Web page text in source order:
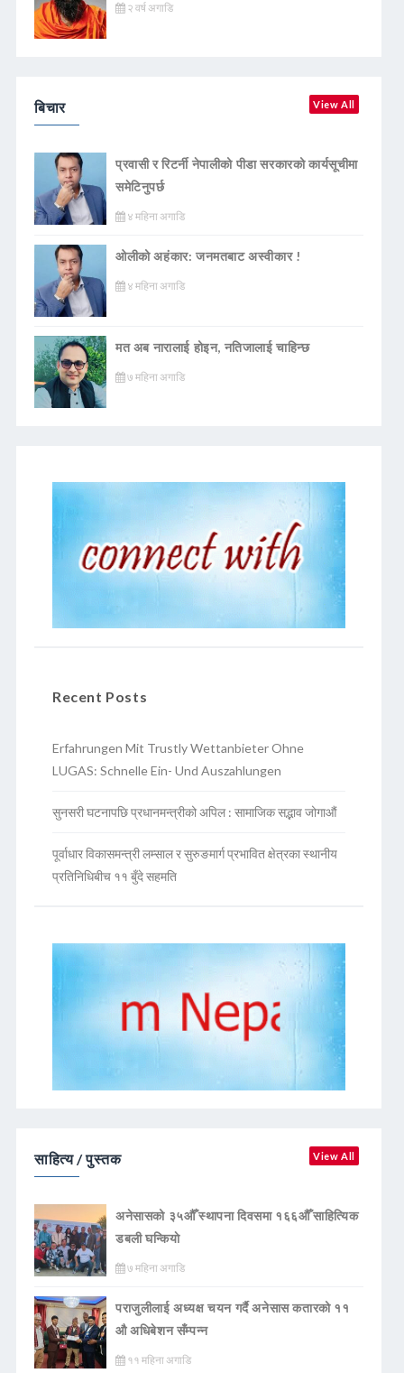
२ वर्ष अगाडि
बिचार View All
प्रवासी र रिटर्नी नेपालीको पीडा सरकारको कार्यसूचीमा
समेटिनुपर्छ
४ महिना अगाडि
ओलीको अहंकार: जनमतबाट अस्वीकार !
४ महिना अगाडि
मत अब नारालाई होइन, नतिजालाई चाहिन्छ
७ महिना अगाडि
Recent Posts
Erfahrungen Mit Trustly Wettanbieter Ohne
LUGAS: Schnelle Ein- Und Auszahlungen
सुनसरी घटनापछि प्रधानमन्त्रीको अपिल : सामाजिक सद्भाव जोगाऔं
पूर्वाधार विकासमन्त्री लम्साल र सुरुङमार्ग प्रभावित क्षेत्रका स्थानीय
प्रतिनिधिबीच ११ बुँदे सहमति
साहित्य / पुस्तक View All
अनेसासको ३५औँ स्थापना दिवसमा १६६औँ साहित्यिक
डबली घन्कियाे
७ महिना अगाडि
पराजुलीलाई अध्यक्ष चयन गर्दै अनेसास कतारको ११
औ अधिबेशन सँम्पन्न
११ महिना अगाडि